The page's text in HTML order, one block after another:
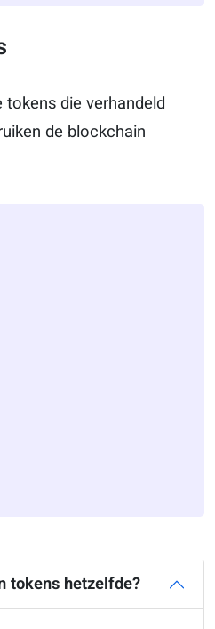
die verhandeld
de blockchain
tokens hetzelfde?